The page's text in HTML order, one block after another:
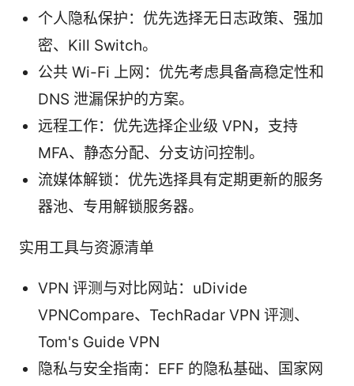
个人隐私保护：优先选择无日志政策、强加
密、Kill Switch。
公共 Wi-Fi 上网：优先考虑具备高稳定性和
DNS 泄漏保护的方案。
远程工作：优先选择企业级 VPN，支持
MFA、静态分配、分支访问控制。
流媒体解锁：优先选择具有定期更新的服务
器池、专用解锁服务器。
实用工具与资源清单
VPN 评测与对比网站：uDivide
VPNCompare、TechRadar VPN 评测、
Tom's Guide VPN
隐私与安全指南：EFF 的隐私基础、国家网